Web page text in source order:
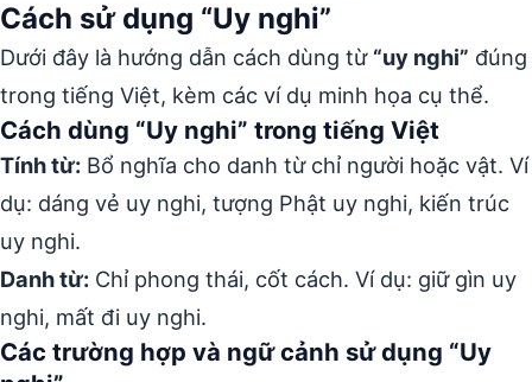
Cách sử dụng “Uy nghi”
Dưới đây là hướng dẫn cách dùng từ “uy nghi” đúng
trong tiếng Việt, kèm các ví dụ minh họa cụ thể.
Cách dùng “Uy nghi” trong tiếng Việt
Tính từ: Bổ nghĩa cho danh từ chỉ người hoặc vật. Ví
dụ: dáng vẻ uy nghi, tượng Phật uy nghi, kiến trúc
uy nghi.
Danh từ: Chỉ phong thái, cốt cách. Ví dụ: giữ gìn uy
nghi, mất đi uy nghi.
Các trường hợp và ngữ cảnh sử dụng “Uy